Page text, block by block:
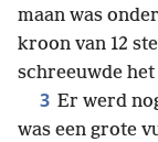
maan was
kroon van 12
schreeuwde
3 Er werd
was een grote